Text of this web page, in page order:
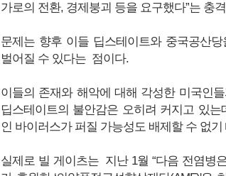
가로의 전환, 경제붕괴 등을 요구했다”는 충
문제는 향후 이들 딥스테이트와 중국공산
벌어질 수 있다는 점이다.
이들의 존재와 해악에 대해 각성한 미국인
딥스테이트의 불안감은 오히려 커지고 있
인 바이러스가 퍼질 가능성도 배제할 수 없기
실제로 빌 게이츠는 지난 1월 “다음 전염병